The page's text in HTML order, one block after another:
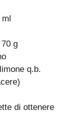
ml
g
q.b.
di ottenere